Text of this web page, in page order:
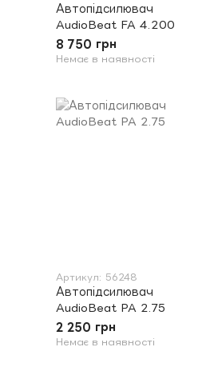
Автопідсилювач
AudioBeat FA 4.200
8 750 грн
Немає в наявності
Артикул: 56248
Автопідсилювач
AudioBeat PA 2.75
2 250 грн
Немає в наявності